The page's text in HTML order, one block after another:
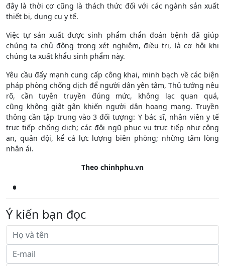
đây là thời cơ cũng là thách thức đối với các ngành sản xuất
thiết bị, dụng cụ y tế.
Việc tự sản xuất được sinh phẩm chẩn đoán bệnh đã giúp
chúng ta chủ động trong xét nghiệm, điều trị, là cơ hội khi
chúng ta xuất khẩu sinh phẩm này.
Yêu cầu đẩy mạnh cung cấp công khai, minh bạch về các biện
pháp phòng chống dịch để người dân yên tâm, Thủ tướng nêu
rõ, cần tuyên truyền đúng mức, không lạc quan quá,
cũng không giật gân khiến người dân hoang mang. Truyền
thông cần tập trung vào 3 đối tượng: Y bác sĩ, nhân viên y tế
trực tiếp chống dịch; các đội ngũ phục vụ trực tiếp như công
an, quân đội, kể cả lực lượng biên phòng; những tấm lòng
nhân ái.
Theo chinhphu.vn
Ý kiến bạn đọc